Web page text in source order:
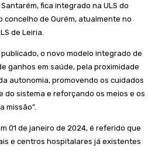
fica integrado na ULS do
concelho de Ourém, atualmente no
de Leiria.
o novo modelo integrado de
ganhos em saúde, pela proximidade
autonomia, promovendo os cuidados
do sistema e reforçando os meios e os
missão”.
01 de janeiro de 2024, é referido que
e centros hospitalares já existentes